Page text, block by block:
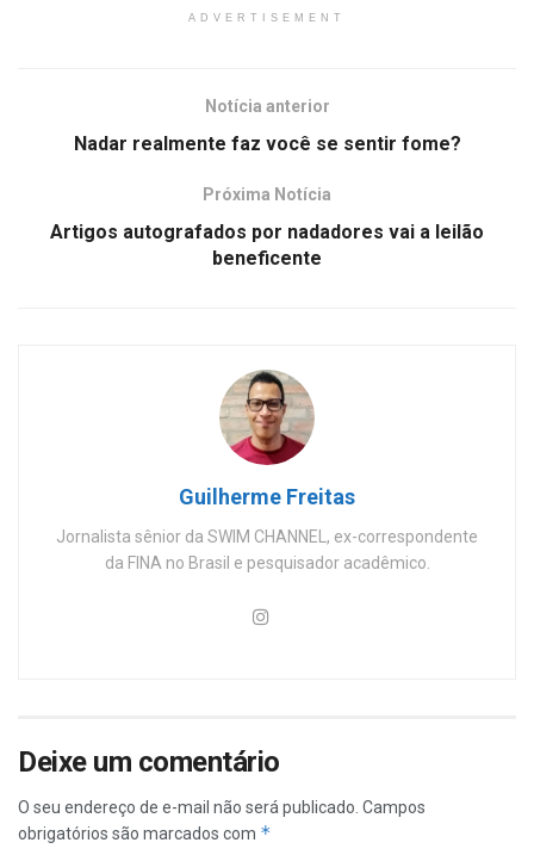
ADVERTISEMENT
Notícia anterior
Nadar realmente faz você se sentir fome?
Próxima Notícia
Artigos autografados por nadadores vai a leilão
beneficente
Guilherme Freitas
Jornalista sênior da SWIM CHANNEL, ex-correspondente
da FINA no Brasil e pesquisador acadêmico.
Deixe um comentário
O seu endereço de e-mail não será publicado. Campos
obrigatórios são marcados com *